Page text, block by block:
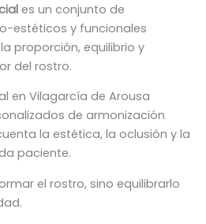
es un conjunto de
estéticos y funcionales
proporción, equilibrio y
del rostro.
en Vilagarcía de Arousa
de armonización
la estética, la oclusión y la
paciente.
el rostro, sino equilibrarlo